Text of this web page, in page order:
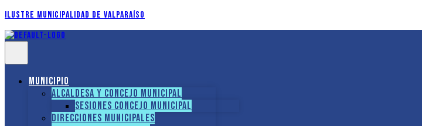
Ilustre Municipalidad de Valparaíso
Municipio
Alcaldesa y Concejo Municipal
Sesiones Concejo Municipal
Direcciones municipales